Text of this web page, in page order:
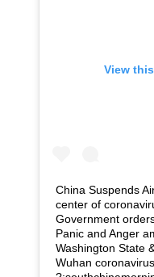
View
China Suspends
center of
Government
Panic and Anger
Washington State
Wuhan